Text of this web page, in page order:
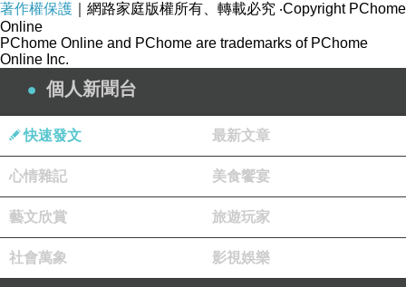
著作權保護 ｜網路家庭版權所有、轉載必究 ‧Copyright PChome
Online
PChome Online and PChome are trademarks of PChome
Online Inc.
個人新聞台
快速發文 最新文章
心情雜記 美食饗宴
藝文欣賞 旅遊玩家
社會萬象 影視娛樂